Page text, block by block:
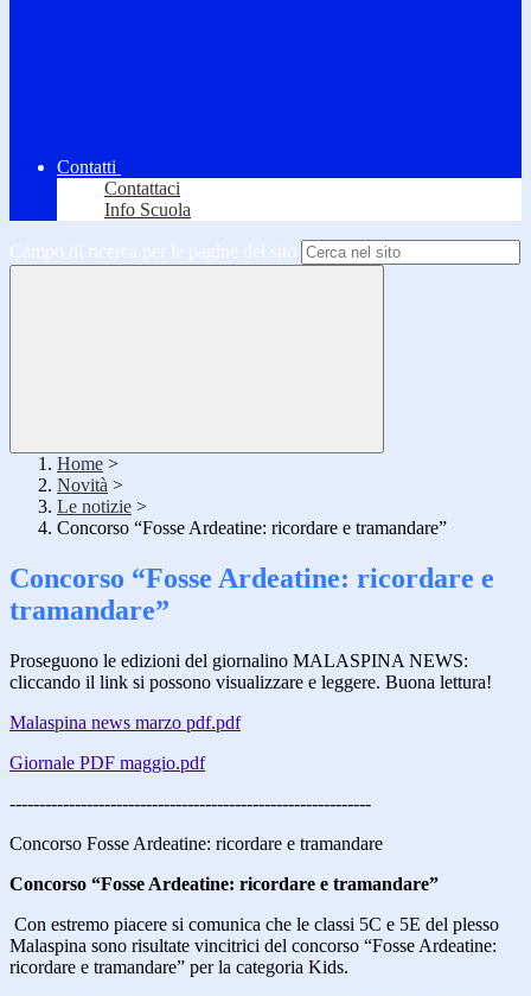
Contatti
Contattaci
Info Scuola
Campo di ricerca per le pagine del sito
Home >
Novità >
Le notizie >
Concorso “Fosse Ardeatine: ricordare e tramandare”
Concorso “Fosse Ardeatine: ricordare e
tramandare”
Proseguono le edizioni del giornalino MALASPINA NEWS:
cliccando il link si possono visualizzare e leggere. Buona lettura!
Malaspina news marzo pdf.pdf
Giornale PDF maggio.pdf
-------------------------------------------------------------
Concorso Fosse Ardeatine: ricordare e tramandare
Concorso “Fosse Ardeatine: ricordare e tramandare”
Con estremo piacere si comunica che le classi 5C e 5E del plesso
Malaspina sono risultate vincitrici del concorso “Fosse Ardeatine:
ricordare e tramandare” per la categoria Kids.